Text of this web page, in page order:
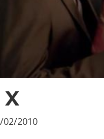
X
02/2010